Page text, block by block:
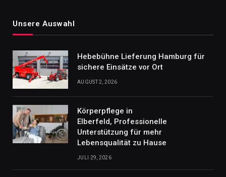
Unsere Auswahl
Hebebühne Lieferung Hamburg für
sichere Einsätze vor Ort
AUGUST 2, 2026
Körperpflege in
Elberfeld, Professionelle
Unterstützung für mehr
Lebensqualität zu Hause
JULI 29, 2026